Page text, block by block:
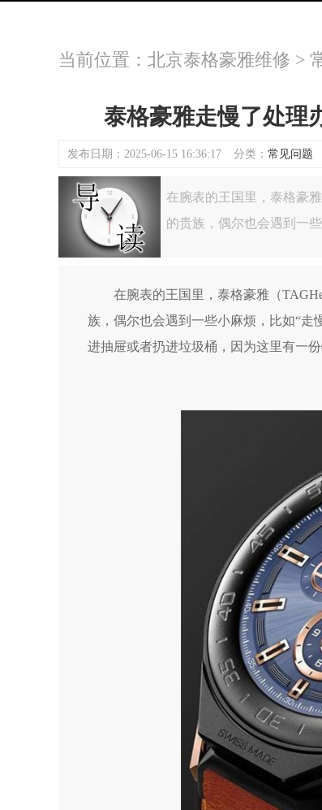
北京市朝阳区建国门外大街甲6
节假日正常营业！
当前位置： 北京泰格豪雅维修 >
泰格豪雅走慢了处理
发布日期：2025-06-15 16:36:17 分类： 常见问题
在腕表的王国里，泰格豪
的贵族，偶尔也会遇到一
在腕表的王国里，泰格豪雅（
族，偶尔也会遇到一些小麻烦，比如“走
进抽屉或者扔进垃圾桶，因为这里有一